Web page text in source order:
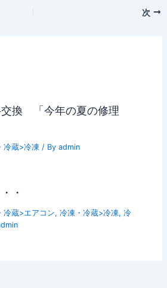
次
交換 「今年の夏の修理
冷蔵>冷凍 / Byadmin
・
冷蔵>エアコン,冷凍・冷蔵>冷凍,冷